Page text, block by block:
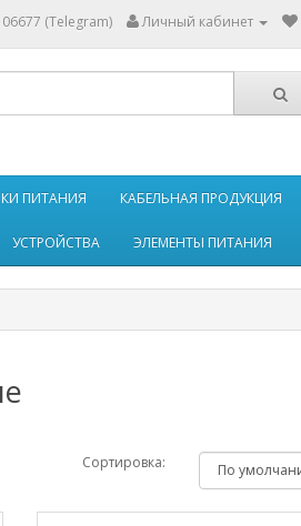
(Telegram) Личный кабинет
ПИТАНИЯ КАБЕЛЬНАЯ ПРОДУКЦИЯ
УСТРОЙСТВА ЭЛЕМЕНТЫ ПИТАНИЯ
Сортировка: